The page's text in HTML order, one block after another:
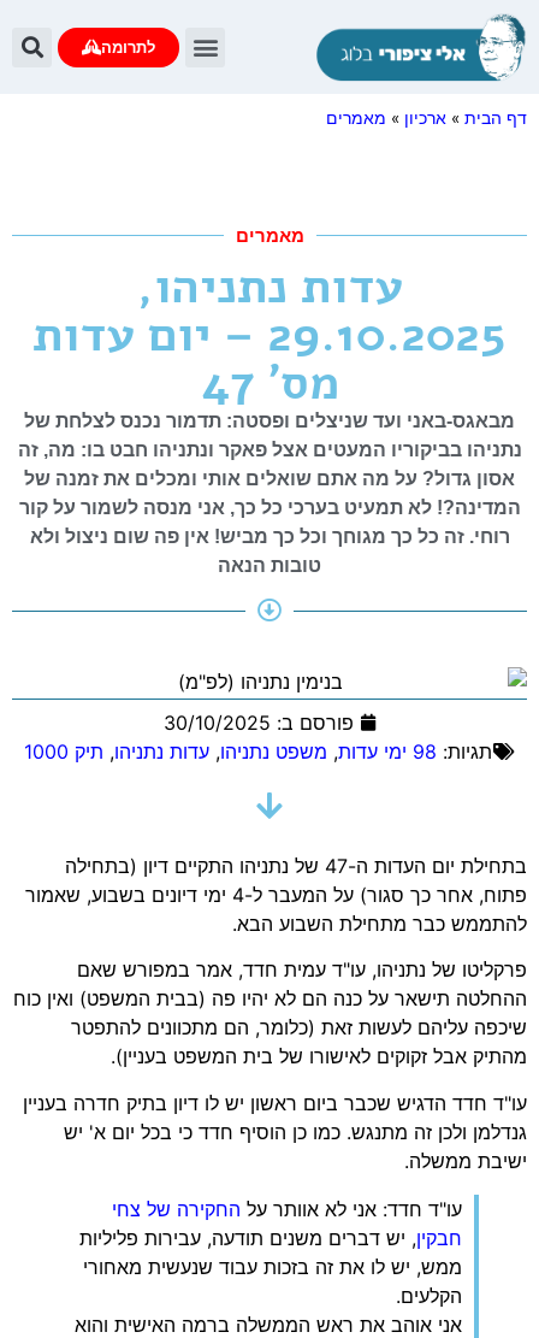
לתרומה
דף הבית » ארכיון » מאמרים
מאמרים
עדות נתניהו,
29.10.2025 – יום עדות
מס' 47
מבאגס-באני ועד שניצלים ופסטה: תדמור נכנס לצלחת של
נתניהו בביקוריו המעטים אצל פאקר ונתניהו חבט בו: מה, זה
אסון גדול? על מה אתם שואלים אותי ומכלים את זמנה של
המדינה?! לא תמעיט בערכי כל כך, אני מנסה לשמור על קור
רוחי. זה כל כך מגוחך וכל כך מביש! אין פה שום ניצול ולא
טובות הנאה
פורסם ב: 30/10/2025
תגיות: 98 ימי עדות , משפט נתניהו, עדות נתניהו, תיק 1000
בתחילת יום העדות ה-47 של נתניהו התקיים דיון (בתחילה
פתוח, אחר כך סגור) על המעבר ל-4 ימי דיונים בשבוע, שאמור
להתממש כבר מתחילת השבוע הבא.
פרקליטו של נתניהו, עו"ד עמית חדד, אמר במפורש שאם
ההחלטה תישאר על כנה הם לא יהיו פה (בבית המשפט) ואין כוח
שיכפה עליהם לעשות זאת (כלומר, הם מתכוונים להתפטר
מהתיק אבל זקוקים לאישורו של בית המשפט בעניין).
עו"ד חדד הדגיש שכבר ביום ראשון יש לו דיון בתיק חדרה בעניין
גנדלמן ולכן זה מתנגש. כמו כן הוסיף חדד כי בכל יום א' יש
ישיבת ממשלה.
עו"ד חדד: אני לא אוותר על החקירה של צחי
חבקין, יש דברים משנים תודעה, עבירות פליליות
ממש, יש לו את זה בזכות עבוד שנעשית מאחורי
הקלעים.
אני אוהב את ראש הממשלה ברמה האישית והוא